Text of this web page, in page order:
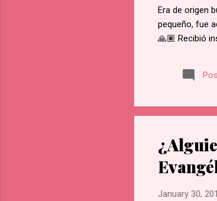
Era de origen
pequeño, fue
🙏🏽 Recibió
retractarse
Namugongo,
en Lubawo,
January 30,